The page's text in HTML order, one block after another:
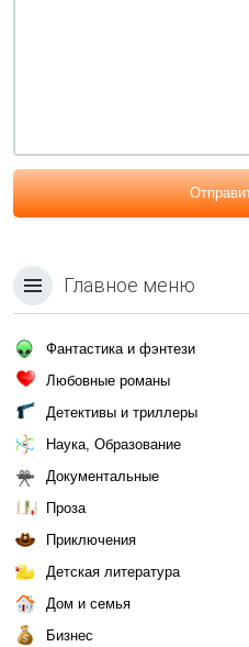
Главное меню
Фантастика и фэнтези
Любовные романы
Детективы и триллеры
Наука, Образование
Документальные
Проза
Приключения
Детская литература
Дом и семья
Бизнес